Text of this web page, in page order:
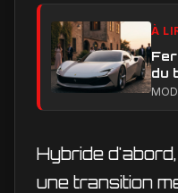
À
du
Hybride
une transition